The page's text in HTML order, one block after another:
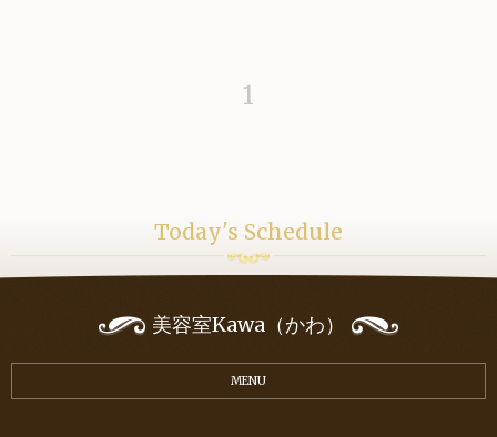
1
Today's Schedule
美容室Kawa（かわ）
MENU